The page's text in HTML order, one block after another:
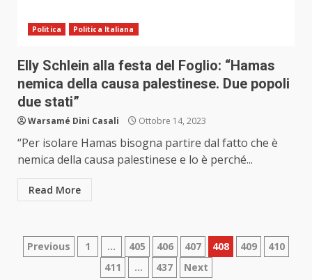
Politica Politica Italiana
Elly Schlein alla festa del Foglio: “Hamas
nemica della causa palestinese. Due popoli
due stati”
Warsamé Dini Casali Ottobre 14, 2023
“Per isolare Hamas bisogna partire dal fatto che è
nemica della causa palestinese e lo è perché...
Read More
Paginazione
Previous 1 … 405 406 407 408 409
410
411
… 437 Next